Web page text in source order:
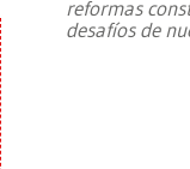
reformas
desafíos de